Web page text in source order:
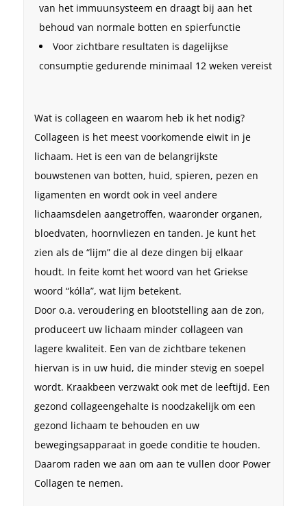
van het immuunsysteem en draagt ​​bij aan het
behoud van normale botten en spierfunctie
Voor zichtbare resultaten is dagelijkse
consumptie gedurende minimaal 12 weken vereist
Wat is collageen en waarom heb ik het nodig?
Collageen is het meest voorkomende eiwit in je
lichaam. Het is een van de belangrijkste
bouwstenen van botten, huid, spieren, pezen en
ligamenten en wordt ook in veel andere
lichaamsdelen aangetroffen, waaronder organen,
bloedvaten, hoornvliezen en tanden. Je kunt het
zien als de “lijm” die al deze dingen bij elkaar
houdt. In feite komt het woord van het Griekse
woord “kólla”, wat lijm betekent.
Door o.a. veroudering en blootstelling aan de zon,
produceert uw lichaam minder collageen van
lagere kwaliteit. Een van de zichtbare tekenen
hiervan is in uw huid, die minder stevig en soepel
wordt. Kraakbeen verzwakt ook met de leeftijd. Een
gezond collageengehalte is noodzakelijk om een
gezond lichaam te behouden en uw
bewegingsapparaat in goede conditie te houden.
Daarom raden we aan om aan te vullen door Power
Collagen te nemen.